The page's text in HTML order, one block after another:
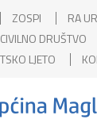
ZOSPI RA
CIVILNO DRUŠTVO
LJETO